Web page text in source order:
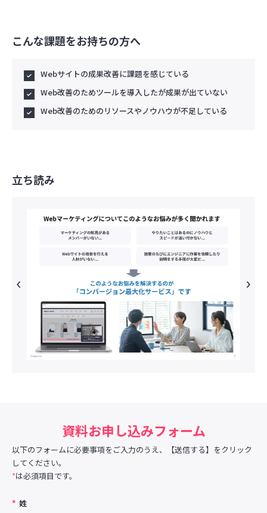
こんな課題をお持ちの方へ
Webサイトの成果改善に課題を感じている
Web改善のためツールを導入したが成果が出ていない
Web改善のためのリソースやノウハウが不足している
立ち読み
資料お申し込みフォーム
以下のフォームに必要事項をご入力のうえ、【送信する】をクリック
してください。
*は必須項目です。
姓
*